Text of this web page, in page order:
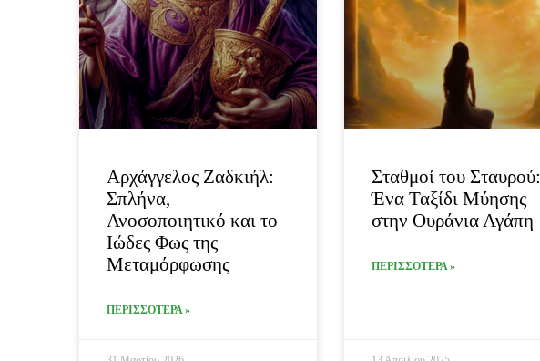
Αρχάγγελος Ζαδκιήλ:
Σπλήνα,
Ανοσοποιητικό και το
Ιώδες Φως της
Μεταμόρφωσης
ΠΕΡΙΣΣΟΤΕΡΑ »
Σταθμοί του Σταυρού:
Ένα Ταξίδι Μύησης
στην Ουράνια Αγάπη
ΠΕΡΙΣΣΟΤΕΡΑ »